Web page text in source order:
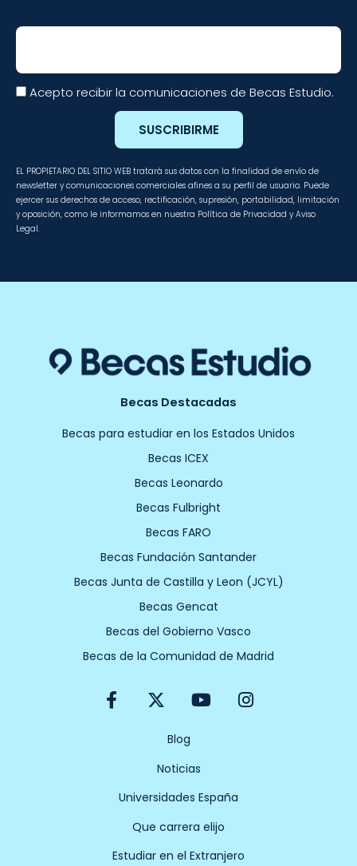
Email
Acepto recibir la comunicaciones de Becas Estudio.
SUSCRIBIRME
EL PROPIETARIO DEL SITIO WEB tratará sus datos con la finalidad de envío de
newsletter y comunicaciones comerciales afines a su perfil de usuario. Puede
ejercer sus derechos de acceso, rectificación, supresión, portabilidad, limitación
y oposición, como le informamos en nuestra Política de Privacidad y Aviso
Legal.
Becas Destacadas
Becas para estudiar en los Estados Unidos
Becas ICEX
Becas Leonardo
Becas Fulbright
Becas FARO
Becas Fundación Santander
Becas Junta de Castilla y Leon (JCYL)
Becas Gencat
Becas del Gobierno Vasco
Becas de la Comunidad de Madrid
F
a
o
f
X
-
w
i
t
t
r
Y
o
u
b
e
I
n
Blog
Noticias
Universidades España
Que carrera elijo
Estudiar en el Extranjero